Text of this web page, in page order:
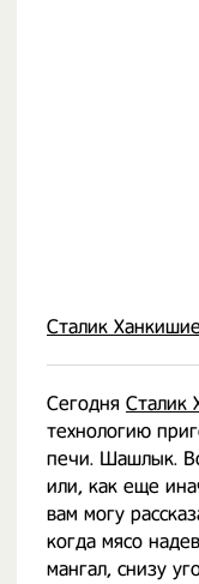
Сталик
Сегодня Сталик
технологию
печи. Шашлык.
или, как еще
вам могу
когда мясо
мангал, снизу